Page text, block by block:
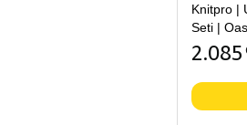
Knitpro |
Seti |
2.085